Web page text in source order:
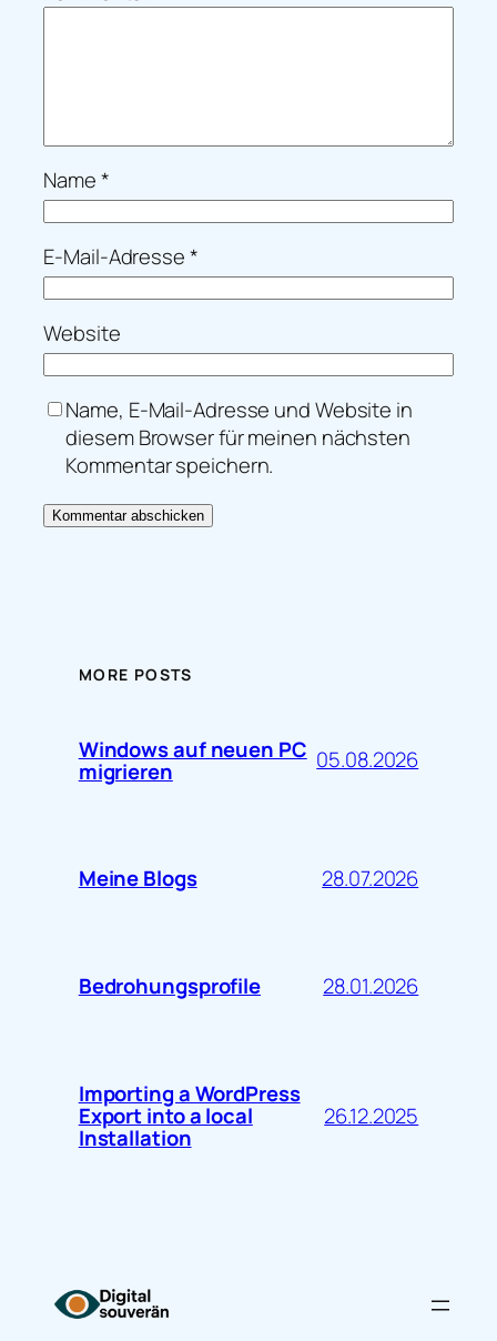
Name*
E-Mail-Adresse*
Website
Name, E-Mail-Adresse und Website in
diesem Browser für meinen nächsten
Kommentar speichern.
MORE POSTS
Windows auf neuen PC
migrieren 05.08.2026
Meine Blogs 28.07.2026
Bedrohungsprofile 28.01.2026
Importing a WordPress
Export into a local
Installation
26.12.2025